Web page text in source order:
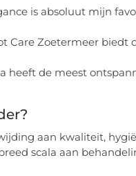
is absoluut mijn
Care Zoetermeer biedt
heeft de meest
aan kwaliteit,
scala aan